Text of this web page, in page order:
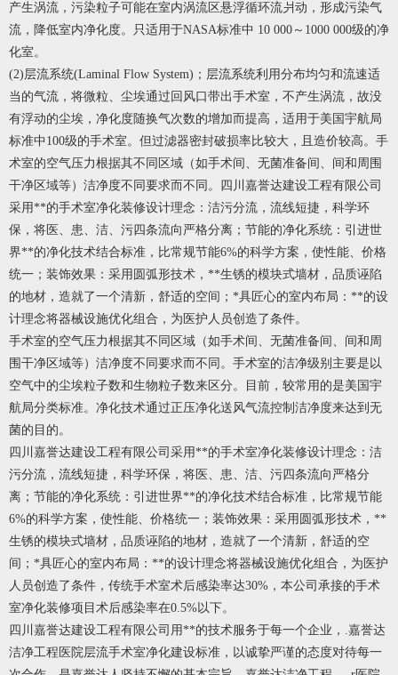
产生涡流，污染粒子可能在室内涡流区悬浮循环流爿动，形成污染气
流，降低室内净化度。只适用于NASA标准中 10 000～1000 000级的净
化室。
(2)层流系统(Laminal Flow System)；层流系统利用分布均匀和流速适
当的气流，将微粒、尘埃通过回风口带出手术室，不产生涡流，故没
有浮动的尘埃，净化度随换气次数的增加而提高，适用于美国宇航局
标准中100级的手术室。但过滤器密封破损率比较大，且造价较高。手
术室的空气压力根据其不同区域（如手术间、无菌准备间、间和周围
干净区域等）洁净度不同要求而不同。四川嘉誉达建设工程有限公司
采用**的手术室净化装修设计理念：洁污分流，流线短捷，科学环
保，将医、患、洁、污四条流向严格分离；节能的净化系统：引进世
界**的净化技术结合标准，比常规节能6%的科学方案，使性能、价格
统一；装饰效果：采用圆弧形技术，**生锈的模块式墙材，品质诬陷
的地材，造就了一个清新，舒适的空间；*具匠心的室内布局：**的设
计理念将器械设施优化组合，为医护人员创造了条件。
手术室的空气压力根据其不同区域（如手术间、无菌准备间、间和周
围干净区域等）洁净度不同要求而不同。手术室的洁净级别主要是以
空气中的尘埃粒子数和生物粒子数来区分。目前，较常用的是美国宇
航局分类标准。净化技术通过正压净化送风气流控制洁净度来达到无
菌的目的。
四川嘉誉达建设工程有限公司采用**的手术室净化装修设计理念：洁
污分流，流线短捷，科学环保，将医、患、洁、污四条流向严格分
离；节能的净化系统：引进世界**的净化技术结合标准，比常规节能
6%的科学方案，使性能、价格统一；装饰效果：采用圆弧形技术，**
生锈的模块式墙材，品质诬陷的地材，造就了一个清新，舒适的空
间；*具匠心的室内布局：**的设计理念将器械设施优化组合，为医护
人员创造了条件，传统手术室术后感染率达30%，本公司承接的手术
室净化装修项目术后感染率在0.5%以下。
四川嘉誉达建设工程有限公司用**的技术服务于每一个企业，.嘉誉达
洁净工程医院层流手术室净化建设标准，以诚挚严谨的态度对待每一